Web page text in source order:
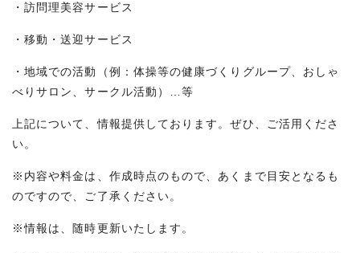
・訪問理美容サービス
・移動・送迎サービス
・地域での活動（例：体操等の健康づくりグループ、おしゃ
べりサロン、サークル活動）…等
上記について、情報提供しております。ぜひ、ご活用くださ
い。
※内容や料金は、作成時点のもので、あくまで目安となるも
のですので、ご了承ください。
※情報は、随時更新いたします。